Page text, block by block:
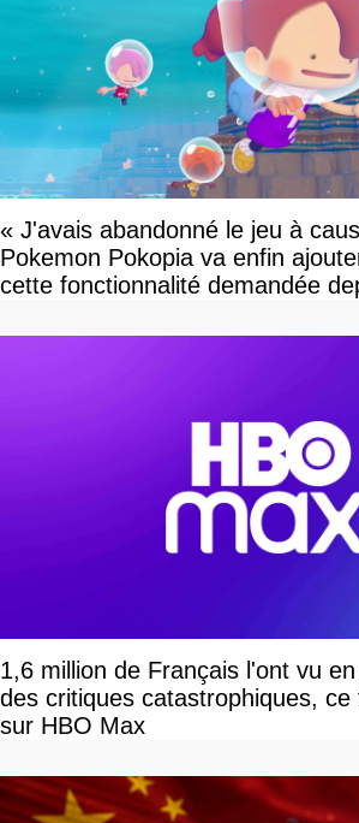
« J'avais abandonné le jeu à
Pokemon Pokopia va enfin
cette fonctionnalité demandée
1,6 million de Français l'ont vu
des critiques catastrophiques, ce
sur HBO Max